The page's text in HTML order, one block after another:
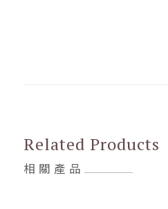
Related Products
相關產品